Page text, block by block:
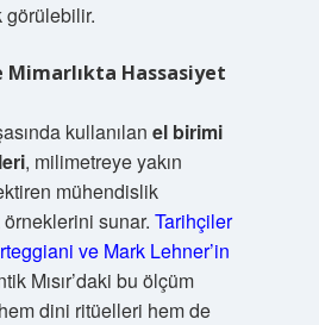
görülebilir.
Mimarlıkta Hassasiyet
kullanılan el birimi
, milimetreye yakın
mühendislik
örneklerini sunar. Tarihçiler
ve Mark Lehner’in
Mısır’daki bu ölçüm
dini ritüelleri hem de